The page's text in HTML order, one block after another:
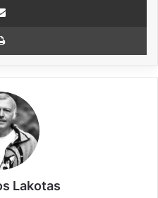
Lakotas